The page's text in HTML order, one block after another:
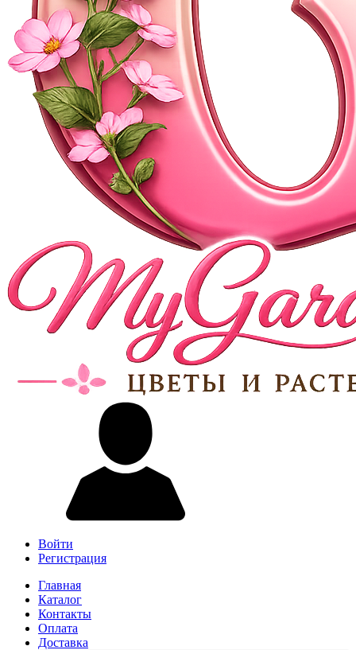
Войти
Регистрация
Главная
Каталог
Контакты
Оплата
Доставка